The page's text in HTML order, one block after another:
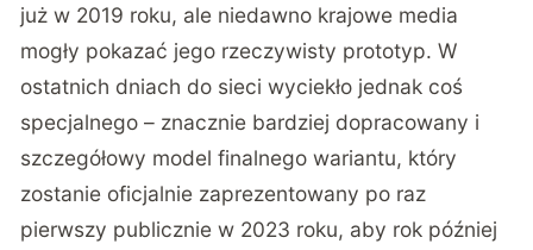
już w 2019 roku, ale niedawno krajowe media
mogły pokazać jego rzeczywisty prototyp. W
ostatnich dniach do sieci wyciekło jednak coś
specjalnego – znacznie bardziej dopracowany i
szczegółowy model finalnego wariantu, który
zostanie oficjalnie zaprezentowany po raz
pierwszy publicznie w 2023 roku, aby rok później